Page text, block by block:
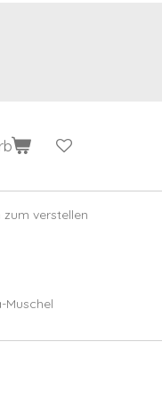
verstellen
Muschel